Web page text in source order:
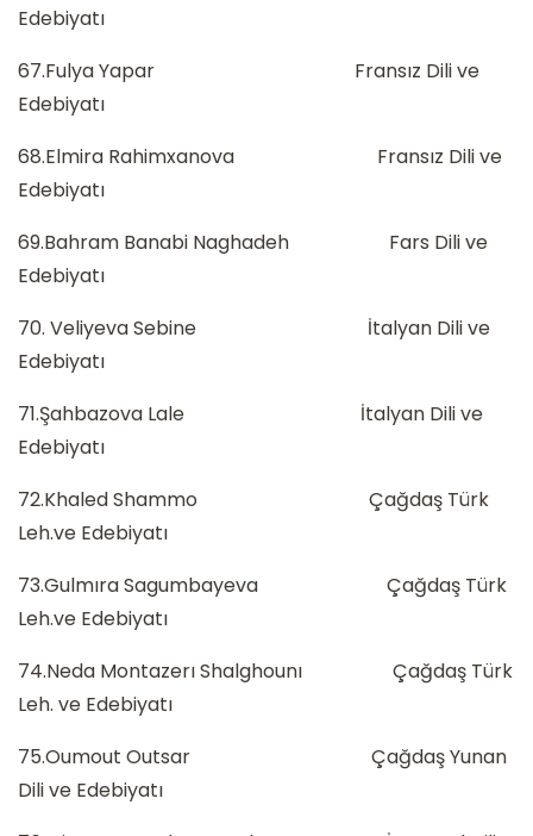
Edebiyatı
67.Fulya Yapar Fransız Dili ve
Edebiyatı
68.Elmira Rahimxanova Fransız Dili ve
Edebiyatı
69.Bahram Banabi Naghadeh Fars Dili ve
Edebiyatı
70. Veliyeva Sebine İtalyan Dili ve
Edebiyatı
71.Şahbazova Lale İtalyan Dili ve
Edebiyatı
72.Khaled Shammo Çağdaş Türk
Leh.ve Edebiyatı
73.Gulmıra Sagumbayeva Çağdaş Türk
Leh.ve Edebiyatı
74.Neda Montazerı Shalghounı Çağdaş Türk
Leh. ve Edebiyatı
75.Oumout Outsar Çağdaş Yunan
Dili ve Edebiyatı